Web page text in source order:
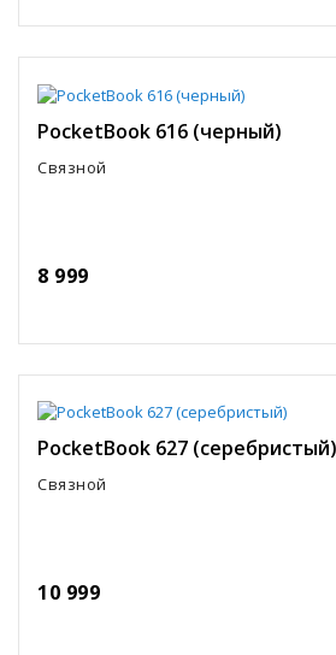
PocketBook 616 (черный)
Связной
8 999
PocketBook 627 (серебристый)
Связной
10 999